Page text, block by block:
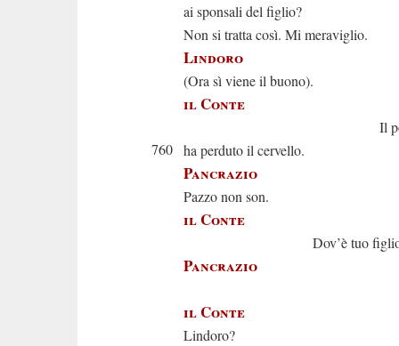
ai sponsali del figlio?
Non si tratta così. Mi meraviglio.
Lindoro
(Ora sì viene il buono).
il Conte
Il
760 ha perduto il cervello.
Pancrazio
Pazzo non son.
il Conte
Dov’è tuo
Pancrazio
È
il Conte
Lindoro?